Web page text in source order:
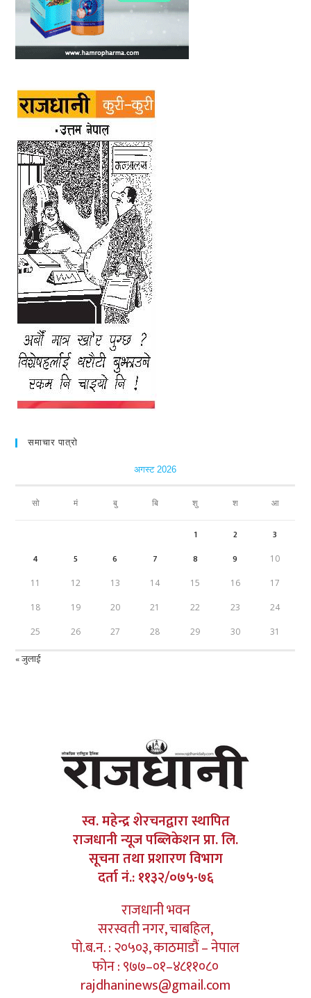
समाचार पात्रो
अगस्ट 2026
सो मं बु बि शु श आ
1 2
3
4
5 6 7 8 9 10
11 12 13 14 15 16 17
18 19 20 21 22 23 24
25 26 27 28 29 30 31
« जुलाई
स्व. महेन्द्र शेरचनद्वारा स्थापित
राजधानी न्यूज पब्लिकेशन प्रा. लि.
सूचना तथा प्रशारण विभाग
दर्ता नं.: ११३२/०७५-७६
राजधानी भवन
सरस्वती नगर, चाबहिल,
पो.ब.न. : २०५०३, काठमाडौं – नेपाल
फोन : ९७७–०१–४८११०८०
rajdhaninews@gmail.com